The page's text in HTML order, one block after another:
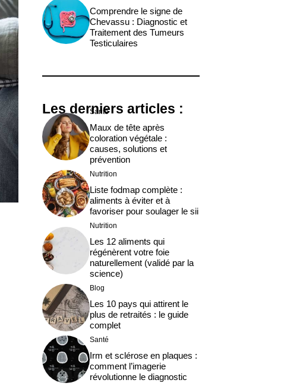
Comprendre le signe de
Chevassu : Diagnostic et
Traitement des Tumeurs
Testiculaires
Les derniers articles :
Santé
Maux de tête après
coloration végétale :
causes, solutions et
prévention
Nutrition
Liste fodmap complète :
aliments à éviter et à
favoriser pour soulager le sii
Nutrition
Les 12 aliments qui
régénèrent votre foie
naturellement (validé par la
science)
Blog
Les 10 pays qui attirent le
plus de retraités : le guide
complet
Santé
Irm et sclérose en plaques :
comment l’imagerie
révolutionne le diagnostic